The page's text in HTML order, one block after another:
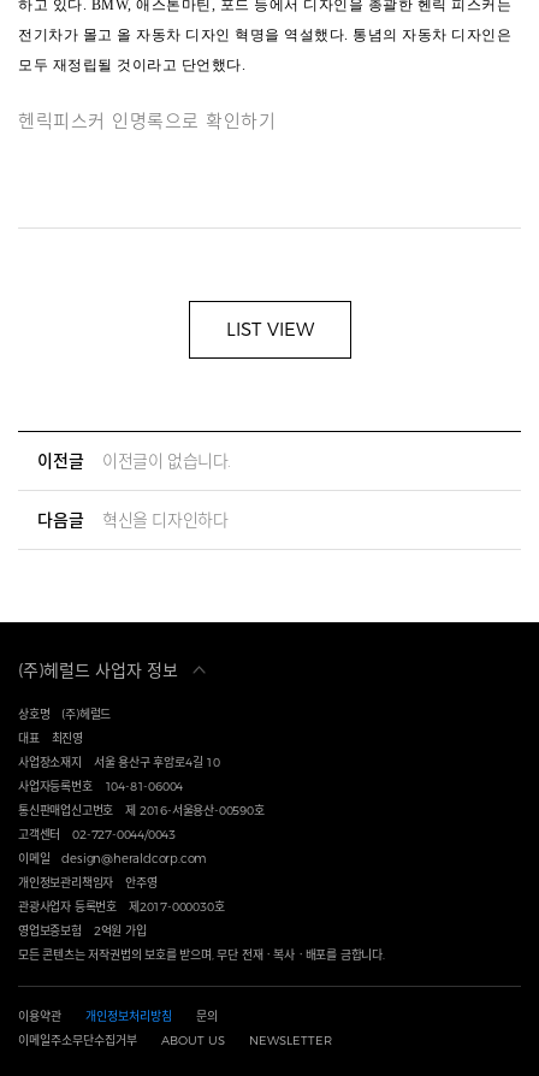
하고 있다. BMW, 애스톤마틴, 포드 등에서 디자인을 총괄한 헨릭 피스커는
전기차가 몰고 올 자동차 디자인 혁명을 역설했다. 통념의 자동차 디자인은
모두 재정립될 것이라고 단언했다.
헨릭피스커 인명록으로 확인하기
LIST VIEW
이전글 이전글이 없습니다.
다음글 혁신을 디자인하다
(주)헤럴드 사업자 정보
상호명
(주)헤럴드
대표
최진영
사업장소재지
서울 용산구 후암로4길 10
사업자등록번호
104-81-06004
통신판매업신고번호
제 2016-서울용산-00590호
고객센터
02-727-0044/0043
이메일
design@heraldcorp.com
개인정보관리책임자
안주영
관광사업자 등록번호
제2017-000030호
영업보증보험
2억원 가입
모든 콘텐츠는 저작권법의 보호를 받으며, 무단 전재ㆍ복사ㆍ배포를 금합니다.
이용약관 개인정보처리방침
문의
이메일주소무단수집거부
ABOUT US NEWSLETTER